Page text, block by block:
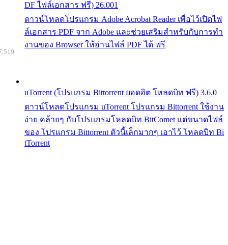
DF ไฟล์เอกสาร ฟรี) 26.001
ดาวน์โหลดโปรแกรม Adobe Acrobat Reader เพื่อไว้เปิดไฟ
ล์เอกสาร PDF จาก Adobe และช่วยเสริมสำหรับกับการทำ
งานของ Browser ให้อ่านไฟล์ PDF ได้ ฟรี
uTorrent (โปรแกรม Bittorrent ยอดฮิต โหลดบิท ฟรี) 3.6.0
ดาวน์โหลดโปรแกรม uTorrent โปรแกรม Bittorrent ใช้งาน
ง่าย คล้ายๆ กับโปรแกรมโหลดบิท BitComet แต่ขนาดไฟล์
ของ โปรแกรม Bittorrent ตัวนี้เล็กมากๆ เอาไว้ โหลดบิท Bi
tTorrent